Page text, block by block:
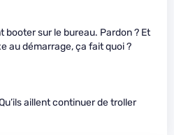
booter sur le bureau. Pardon ? Et
au démarrage, ça fait quoi ?
aillent continuer de troller